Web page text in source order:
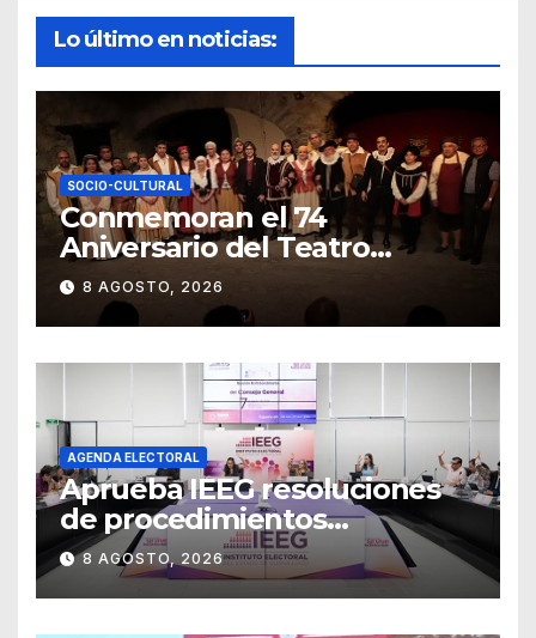
Lo último en noticias:
SOCIO-CULTURAL
Conmemoran el 74
Aniversario del Teatro
Universitario con una
representación del
“Retablillo jovial”
8 AGOSTO, 2026
AGENDA ELECTORAL
Aprueba IEEG resoluciones
de procedimientos
sancionadores
8 AGOSTO, 2026